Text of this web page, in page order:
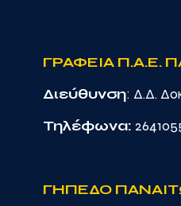
ΓΡΑΦΕΙΑ Π.Α.Ε.
Διεύθυνση: Δ.Δ.
Τηλέφωνα:
ΓΗΠΕΔΟ